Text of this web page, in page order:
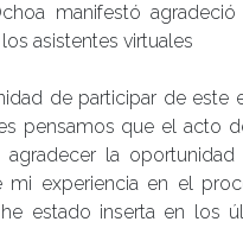
manifestó
asistentes virtuales
de participar de
pensamos que el acto
la
mi experiencia en el
estado inserta en los